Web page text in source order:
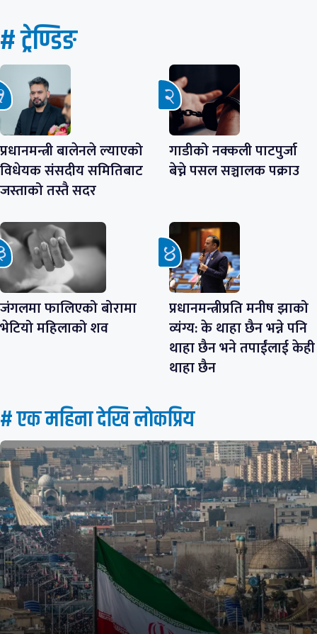
# ट्रेण्डिङ
प्रधानमन्त्री बालेनले ल्याएको
विधेयक संसदीय समितिबाट
जस्ताको तस्तै सदर
गाडीको नक्कली पाटपुर्जा
बेच्ने पसल सञ्चालक पक्राउ
जंगलमा फालिएको बोरामा
भेटियो महिलाको शव
प्रधानमन्त्रीप्रति मनीष झाको
व्यंग्य: के थाहा छैन भन्ने पनि
थाहा छैन भने तपाईंलाई केही
थाहा छैन
# एक महिना देखि लाेकप्रिय